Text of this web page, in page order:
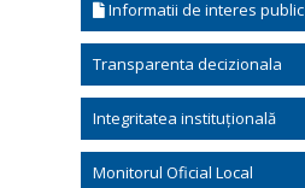
Informatii de interes public
Transparenta decizionala
Integritatea instituțională
Monitorul Oficial Local